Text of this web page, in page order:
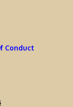
Conduct